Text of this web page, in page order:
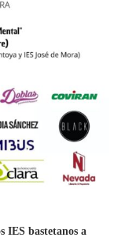
IES bastetanos a